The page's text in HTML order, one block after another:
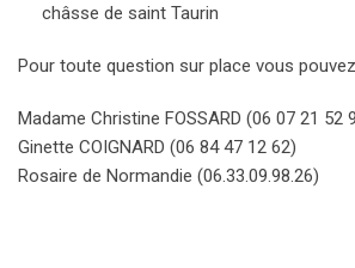
châsse de saint Taurin
Pour toute question sur place vous
Madame Christine FOSSARD (06 07 21 52
Ginette COIGNARD (06 84 47 12 62)
Rosaire de Normandie (06.33.09.98.26)